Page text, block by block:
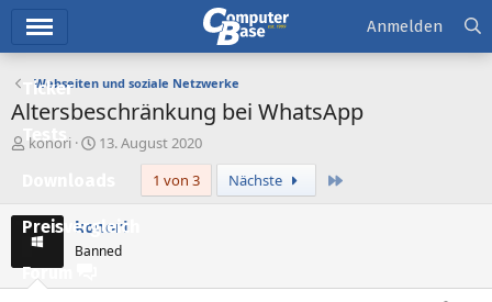
Ticker
Tests
Preisvergleich
Forum
Anmelden
Webseiten und soziale Netzwerke
Altersbeschränkung bei WhatsApp
E
e
e
konori
E
e
l
13. August 2020
1 von 3
Nächste
konori
Banned